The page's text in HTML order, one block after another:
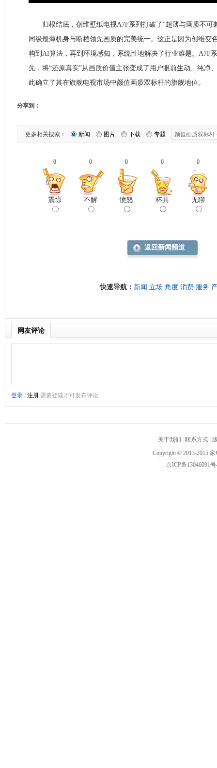
归根结底，创维壁纸电视A7F系列打破了“超薄与画质不可
同级最薄机身与断档领先画质的完美统一。这正是因为创维变
构到AI算法，再到环境感知，系统性地解决了行业难题。A7F
先，将“还原真实”从画质价值主张变成了用户眼前生动、纯净
此确立了其在旗舰电视市场中颜值画质双标杆的旗舰地位。
分享到：
更多相关搜索： 新闻 图片 下载 专题
0
震惊
0
不解
0
愤怒
0
杯具
0
无聊
返回新闻频道
快速导航： 新闻 立场 角度 消费 服务
网友评论
关于我们 联系方式
Copyright © 2013-2015
京ICP备13046091号